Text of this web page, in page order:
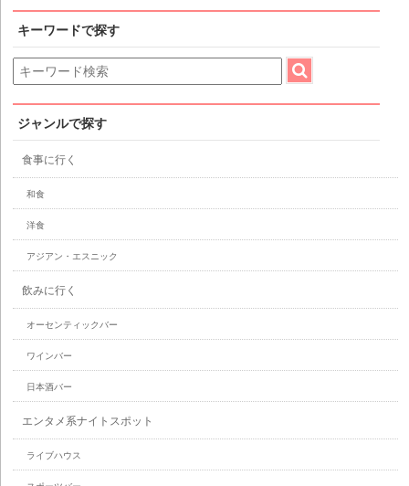
キーワードで探す
ジャンルで探す
食事に行く
和食
洋食
アジアン・エスニック
飲みに行く
オーセンティックバー
ワインバー
日本酒バー
エンタメ系ナイトスポット
ライブハウス